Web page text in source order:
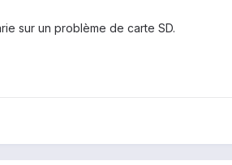
sur un problème de carte SD.